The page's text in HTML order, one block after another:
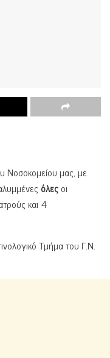
Νοσοκομείου μας, με
όλεςοι
και 4
Τμήμα του Γ.Ν.